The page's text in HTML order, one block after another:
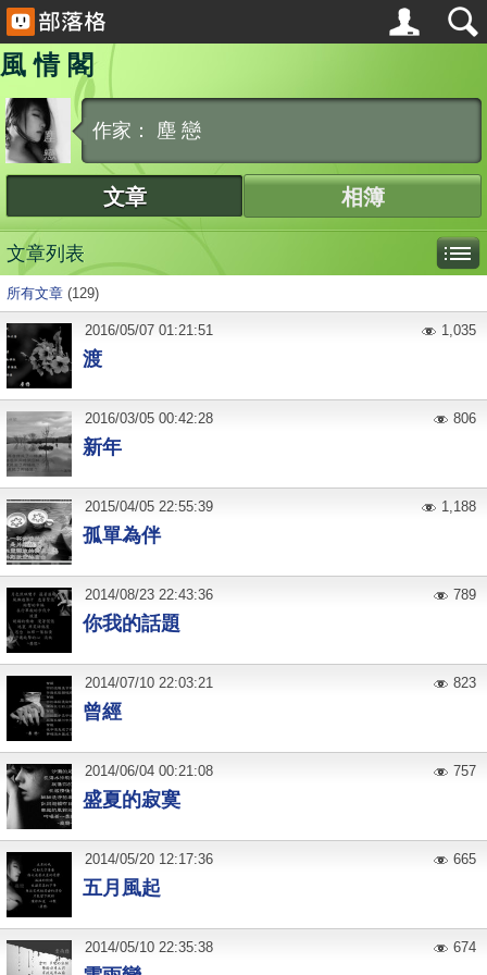
風 情 閣
作家： 塵 戀
文章 相簿
文章列表
所有文章 (129)
渡
2016/05/07 01:21:51 1,035
新年
2016/03/05 00:42:28 806
孤單為伴
2015/04/05 22:55:39 1,188
你我的話題
2014/08/23 22:43:36 789
曾經
2014/07/10 22:03:21 823
盛夏的寂寞
2014/06/04 00:21:08 757
五月風起
2014/05/20 12:17:36 665
2014/05/10 22:35:38 674